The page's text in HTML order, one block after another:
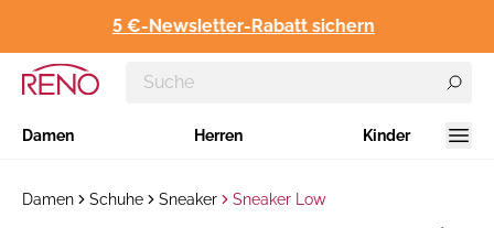
5 €-Newsletter-Rabatt sichern
Damen Herren Kinder
Damen Schuhe Sneaker Sneaker Low